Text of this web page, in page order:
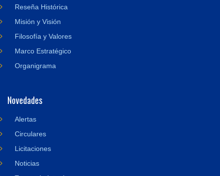
Reseña Histórica
Misión y Visión
Filosofía y Valores
Marco Estratégico
Organigrama
Novedades
Alertas
Circulares
Licitaciones
Noticias